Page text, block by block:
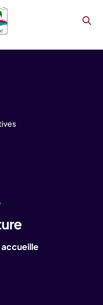
accueille